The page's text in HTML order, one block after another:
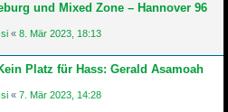
und Mixed Zone – Hannover 96
« 8. Mär 2023, 18:13
Platz für Hass: Gerald Asamoah
« 7. Mär 2023, 14:28